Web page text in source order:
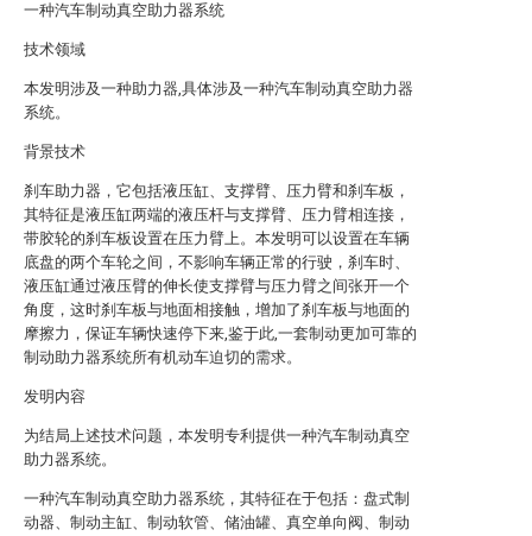
一种汽车制动真空助力器系统
技术领域
本发明涉及一种助力器,具体涉及一种汽车制动真空助力器
系统。
背景技术
刹车助力器，它包括液压缸、支撑臂、压力臂和刹车板，
其特征是液压缸两端的液压杆与支撑臂、压力臂相连接，
带胶轮的刹车板设置在压力臂上。本发明可以设置在车辆
底盘的两个车轮之间，不影响车辆正常的行驶，刹车时、
液压缸通过液压臂的伸长使支撑臂与压力臂之间张开一个
角度，这时刹车板与地面相接触，增加了刹车板与地面的
摩擦力，保证车辆快速停下来,鉴于此,一套制动更加可靠的
制动助力器系统所有机动车迫切的需求。
发明内容
为结局上述技术问题，本发明专利提供一种汽车制动真空
助力器系统。
一种汽车制动真空助力器系统，其特征在于包括：盘式制
动器、制动主缸、制动软管、储油罐、真空单向阀、制动